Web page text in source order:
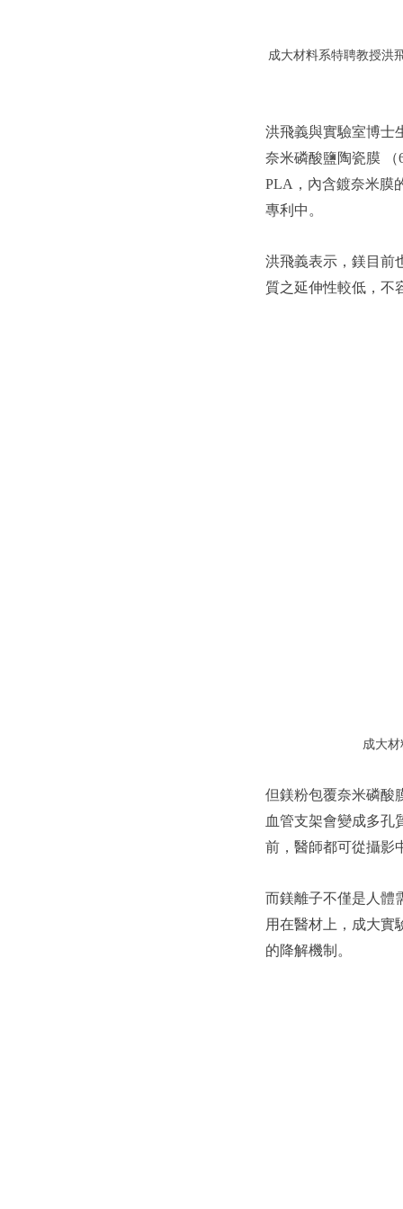
成大材料系特聘教授洪
洪飛義與實驗室博士
奈米磷酸鹽陶瓷膜
PLA，內含鍍奈米膜
專利中。
洪飛義表示，鎂目前
質之延伸性較低，不
成大
但鎂粉包覆奈米磷酸
血管支架會變成多孔
前，醫師都可從攝影
而鎂離子不僅是人體
用在醫材上，成大實
的降解機制。